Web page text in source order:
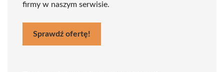
firmy w naszym serwisie.
Sprawdź ofertę!